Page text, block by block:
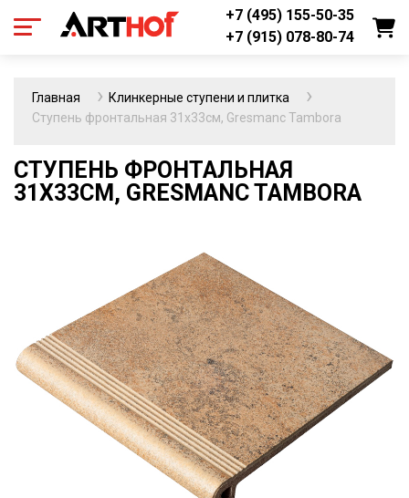
+7 (495) 155-50-35
+7 (915) 078-80-74
Главная
Клинкерные ступени и плитка
Ступень фронтальная 31х33см, Gresmanc Tambora
СТУПЕНЬ ФРОНТАЛЬНАЯ
31Х33СМ, GRESMANC TAMBORA